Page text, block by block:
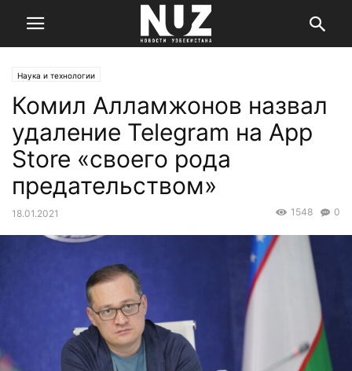
Наука и технологии
Комил Алламжонов назвал
удаление Telegram на App
Store «своего рода
предательством»
18.01.2021 0
1548